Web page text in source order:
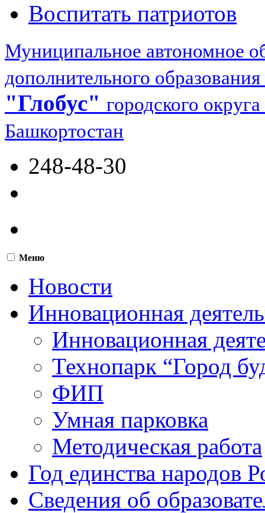
Воспитать патриотов
Муниципальное автономное
дополнительного образования
"Глобус" городского
Башкортостан
248-48-30
Меню
Новости
Инновационная
Инновационная
Технопарк “Город
ФИП
Умная парковка
Методическая работа
Год единства народов
Сведения об